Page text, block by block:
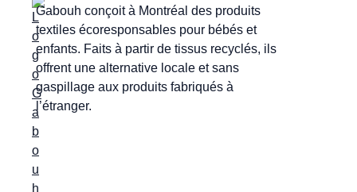
Gabouh conçoit à Montréal des produits
textiles écoresponsables pour bébés et
enfants. Faits à partir de tissus recyclés, ils
offrent une alternative locale et sans
gaspillage aux produits fabriqués à
l’étranger.